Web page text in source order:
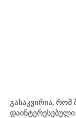
გასაკვირია,
დაინტერესებული